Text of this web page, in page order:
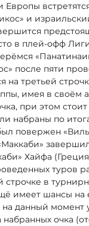
Европы
и
в плей-офф
после пяти
на третьей
имея в своём
при этом стоит
набраны по
повержен
Хайфа
туров
строчке в
имеет шансы на
на данный момент
очка